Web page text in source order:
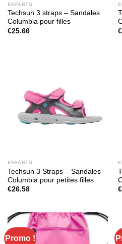
ENFANTS
Techsun 3 straps – Sandales
Columbia pour filles
€25.66
€
ENFANTS
Techsun 3 Straps – Sandales
Columbia pour petites filles
€26.58
€
Promo !